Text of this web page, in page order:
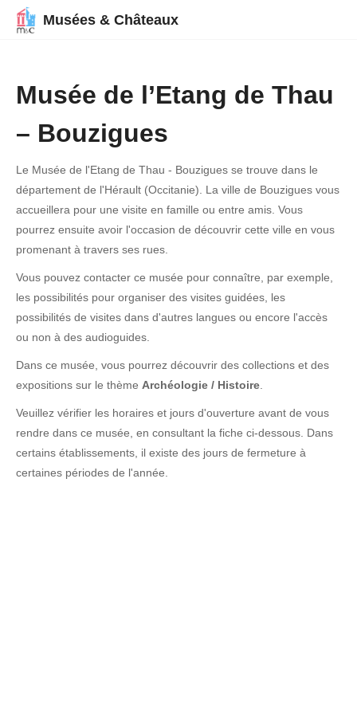
Musées & Châteaux
Musée de l’Etang de Thau
– Bouzigues
Le Musée de l'Etang de Thau - Bouzigues se trouve dans le
département de l'Hérault (Occitanie). La ville de Bouzigues vous
accueillera pour une visite en famille ou entre amis. Vous
pourrez ensuite avoir l'occasion de découvrir cette ville en vous
promenant à travers ses rues.
Vous pouvez contacter ce musée pour connaître, par exemple,
les possibilités pour organiser des visites guidées, les
possibilités de visites dans d'autres langues ou encore l'accès
ou non à des audioguides.
Dans ce musée, vous pourrez découvrir des collections et des
expositions sur le thème Archéologie / Histoire
Veuillez vérifier les horaires et jours d'ouverture avant de vous
rendre dans ce musée, en consultant la fiche ci-dessous. Dans
certains établissements, il existe des jours de fermeture à
certaines périodes de l'année.